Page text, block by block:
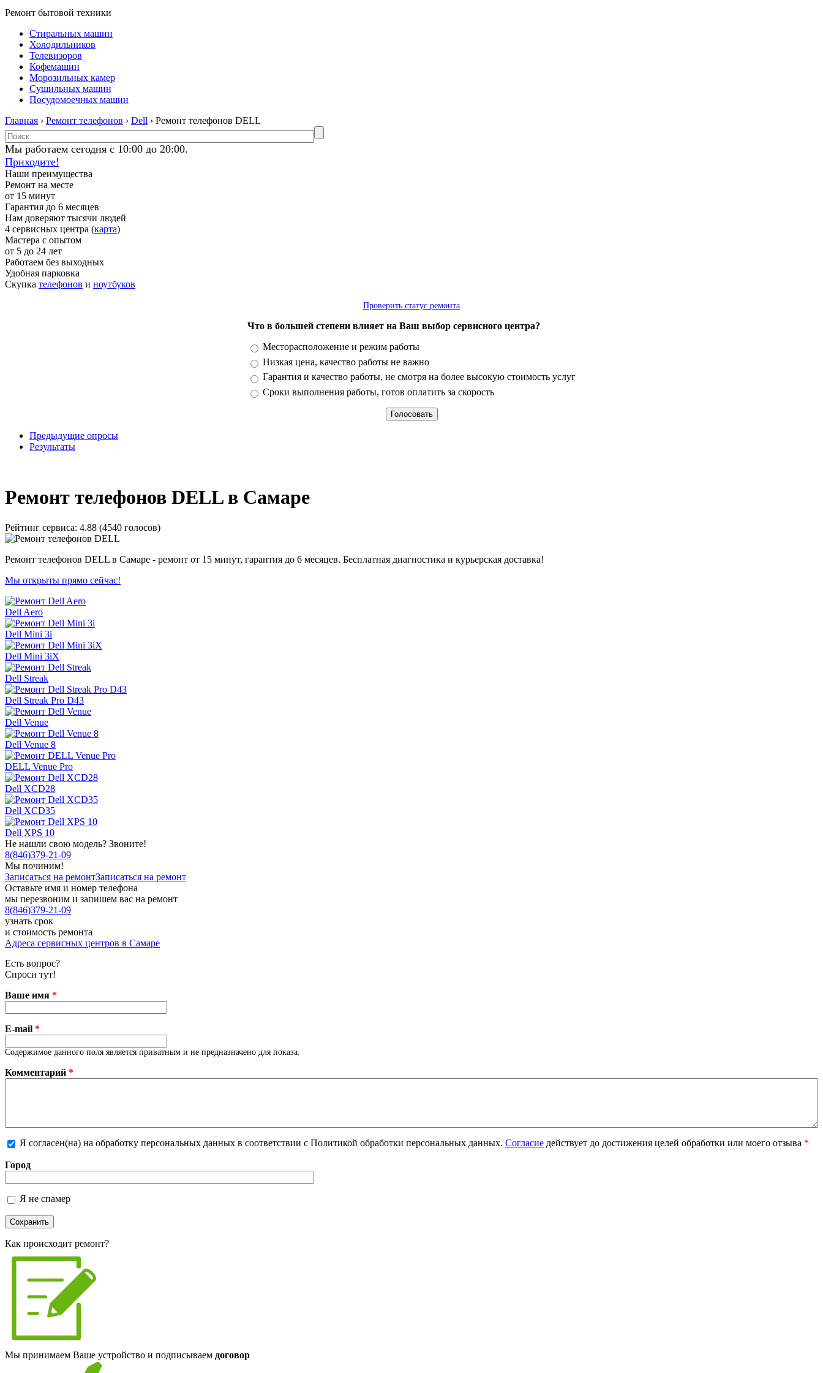
Ремонт бытовой техники
Стиральных машин
Холодильников
Телевизоров
Кофемашин
Морозильных камер
Сушильных машин
Посудомоечных машин
Главная › Ремонт телефонов › Dell › Ремонт телефонов DELL
Мы работаем сегодня с 10:00 до 20:00.
Приходите!
Наши преимущества
Ремонт на месте
от 15 минут
Гарантия до 6 месяцев
Нам доверяют тысячи людей
4 сервисных центра (карта)
Мастера с опытом
от 5 до 24 лет
Работаем без выходных
Удобная парковка
Скупка телефонов и ноутбуков
Проверить статус ремонта
Что в большей степени влияет на Ваш выбор сервисного центра?
Варианты
Месторасположение и режим работы
Низкая цена, качество работы не важно
Гарантия и качество работы, не смотря на более высокую стоимость услуг
Сроки выполнения работы, готов оплатить за скорость
Предыдущие опросы
Результаты
Ремонт телефонов DELL в Самаре
Рейтинг сервиса: 4.88 (4540 голосов)
Ремонт телефонов DELL в Самаре - ремонт от 15 минут, гарантия до 6 месяцев. Бесплатная диагностика и курьерская доставка!
Мы открыты прямо сейчас!
Dell Aero
Dell Mini 3i
Dell Mini 3iX
Dell Streak
Dell Streak Pro D43
Dell Venue
Dell Venue 8
DELL Venue Pro
Dell XCD28
Dell XCD35
Dell XPS 10
Не нашли свою модель? Звоните!
8(846)379-21-09
Мы починим!
Записаться на ремонтЗаписаться на ремонт
Оставьте имя и номер телефона
мы перезвоним и запишем вас на ремонт
8(846)379-21-09
узнать срок
и стоимость ремонта
Адреса сервисных центров в Самаре
Есть вопрос?
Спроси тут!
Ваше имя *
E-mail *
Содержимое данного поля является приватным и не предназначено для показа.
Комментарий *
Более подробная информация о текстовых форматах
Я согласен(на) на обработку персональных данных в соответствии с Политикой обработки персональных данных. Согласие действует до достижения целей обработки или моего отзыва *
Город
Я не спамер
Я спамер
Как происходит ремонт?
Мы принимаем Ваше устройство и подписываем договор